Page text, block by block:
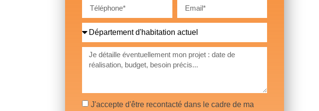
J'accepte d'être recontacté dans le cadre de ma